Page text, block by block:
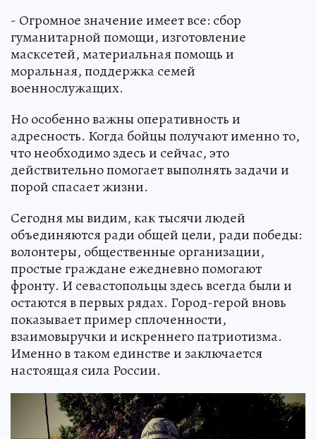
- Огромное значение имеет все: сбор
гуманитарной помощи, изготовление
масксетей, материальная помощь и
моральная, поддержка семей
военнослужащих.
Но особенно важны оперативность и
адресность. Когда бойцы получают именно то,
что необходимо здесь и сейчас, это
действительно помогает выполнять задачи и
порой спасает жизни.
Сегодня мы видим, как тысячи людей
объединяются ради общей цели, ради победы:
волонтеры, общественные организации,
простые граждане ежедневно помогают
фронту. И севастопольцы здесь всегда были и
остаются в первых рядах. Город-герой вновь
показывает пример сплоченности,
взаимовыручки и искреннего патриотизма.
Именно в таком единстве и заключается
настоящая сила России.